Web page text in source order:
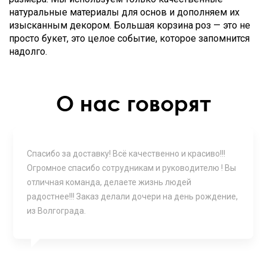
натуральные материалы для основ и дополняем их
изысканным декором. Большая корзина роз — это не
просто букет, это целое событие, которое запомнится
надолго.
О нас говорят
Спасибо за доставку! Всё качественно и красиво!!!
Огромное спасибо сотрудникам и руководителю ! Вы
отличная команда, делаете жизнь людей
радостнее!!! Заказ делали дочери на день рождение,
из Волгограда.